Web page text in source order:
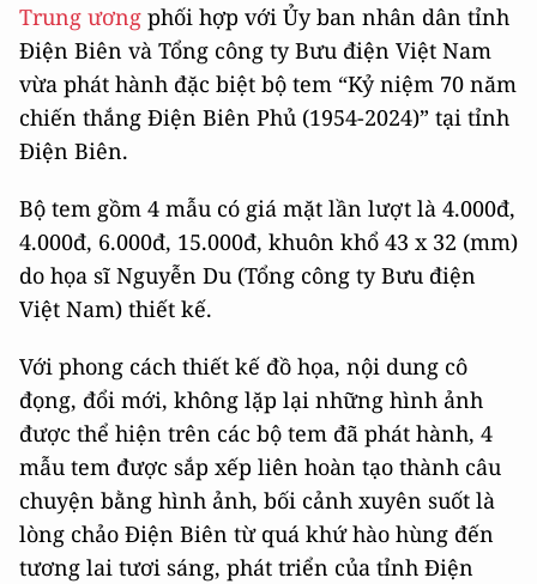
Trung ương phối hợp với Ủy ban nhân dân tỉnh
Điện Biên và Tổng công ty Bưu điện Việt Nam
vừa phát hành đặc biệt bộ tem “Kỷ niệm 70 năm
chiến thắng Điện Biên Phủ (1954-2024)” tại tỉnh
Điện Biên.
Bộ tem gồm 4 mẫu có giá mặt lần lượt là 4.000đ,
4.000đ, 6.000đ, 15.000đ, khuôn khổ 43 x 32 (mm)
do họa sĩ Nguyễn Du (Tổng công ty Bưu điện
Việt Nam) thiết kế.
Với phong cách thiết kế đồ họa, nội dung cô
đọng, đổi mới, không lặp lại những hình ảnh
được thể hiện trên các bộ tem đã phát hành, 4
mẫu tem được sắp xếp liên hoàn tạo thành câu
chuyện bằng hình ảnh, bối cảnh xuyên suốt là
lòng chảo Điện Biên từ quá khứ hào hùng đến
tương lai tươi sáng, phát triển của tỉnh Điện